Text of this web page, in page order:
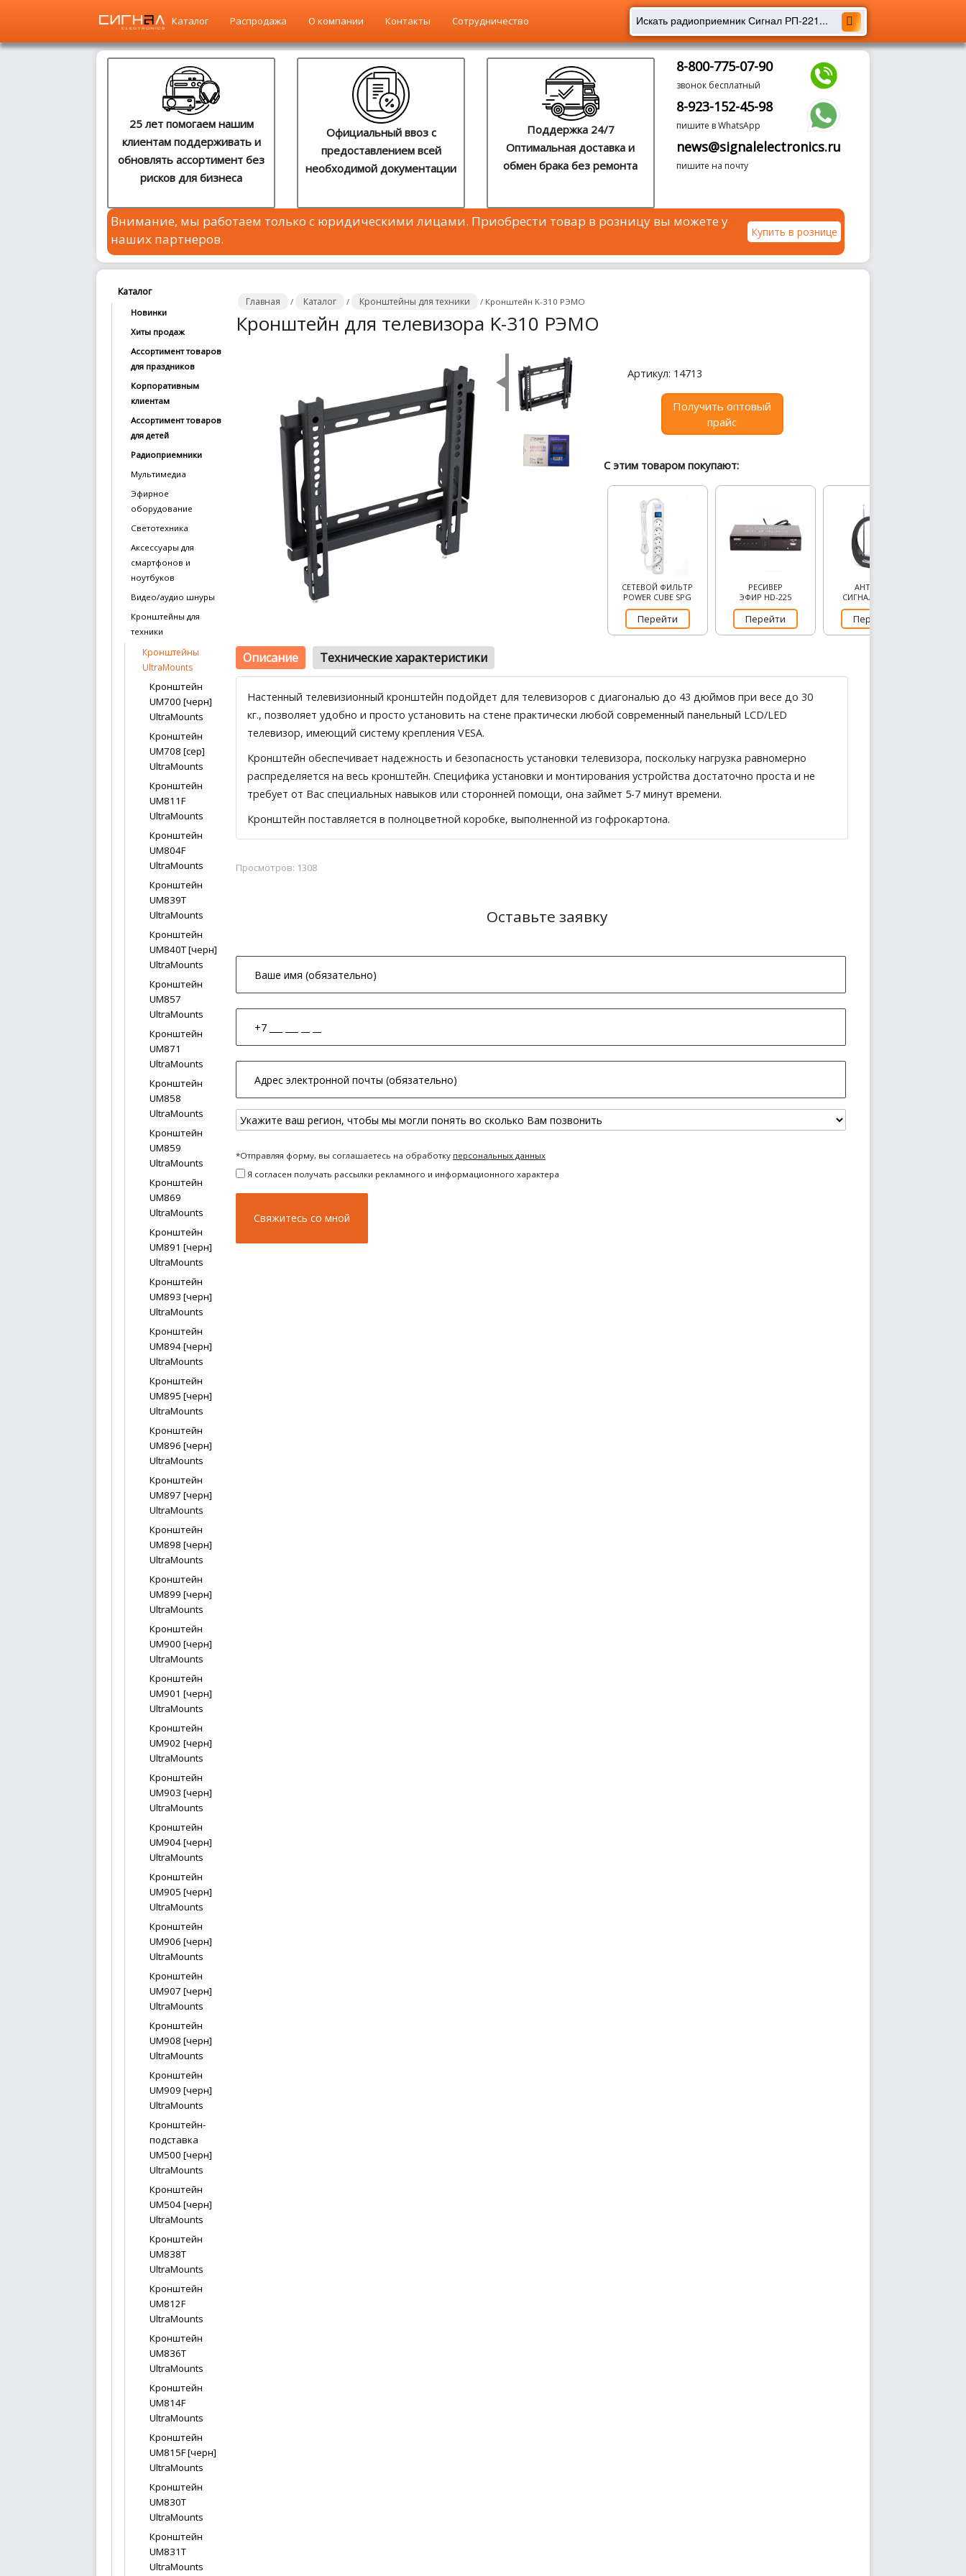
Сотрудничество
news@signalelectronics.ru
Каталог Распродажа О компании Контакты Сотрудничество
25 лет помогаем нашим
клиентам поддерживать и
обновлять ассортимент без
рисков для бизнеса
Официальный ввоз с
предоставлением всей
необходимой документации
Поддержка 24/7
Оптимальная доставка и
обмен брака без ремонта
8-800-775-07-90
звонок бесплатный
8-923-152-45-98
пишите в WhatsApp
news@signalelectronics.ru
пишите на почту
Внимание, мы работаем только с юридическими лицами. Приобрести товар в розницу вы можете у
наших партнеров.
Купить в рознице
Главная / Каталог / Кронштейны для техники / Кронштейн K-310 РЭМО
Кронштейн для телевизора K-310 РЭМО
Артикул: 14713
Получить оптовый
прайс
С этим товаром покупают:
СЕТЕВОЙ ФИЛЬТР
POWER CUBE SPG
Перейти
РЕСИВЕР
ЭФИР HD-225
Перейти
АНТЕННА
СИГНАЛ SAI-613
Перейти
Описание Технические характеристики
Настенный телевизионный кронштейн подойдет для телевизоров с диагональю до 43 дюймов при весе до 30
кг., позволяет удобно и просто установить на стене практически любой современный панельный LCD/LED
телевизор, имеющий систему крепления VESA.
Кронштейн обеспечивает надежность и безопасность установки телевизора, поскольку нагрузка равномерно
распределяется на весь кронштейн. Специфика установки и монтирования устройства достаточно проста и не
требует от Вас специальных навыков или сторонней помощи, она займет 5-7 минут времени.
Кронштейн поставляется в полноцветной коробке, выполненной из гофрокартона.
Просмотров: 1308
Оставьте заявку
*Отправляя форму, вы соглашаетесь на обработку персональных данных
Я согласен получать рассылки рекламного и информационного характера
Каталог
Новинки
Хиты продаж
Ассортимент товаров
для праздников
Корпоративным
клиентам
Ассортимент товаров
для детей
Радиоприемники
Мультимедиа
Эфирное
оборудование
Светотехника
Аксессуары для
смартфонов и
ноутбуков
Видео/аудио шнуры
Кронштейны для
техники
Кронштейны
UltraMounts
Кронштейн
UM700 [черн]
UltraMounts
Кронштейн
UM708 [сер]
UltraMounts
Кронштейн
UM811F
UltraMounts
Кронштейн
UM804F
UltraMounts
Кронштейн
UM839T
UltraMounts
Кронштейн
UM840T [черн]
UltraMounts
Кронштейн
UM857
UltraMounts
Кронштейн
UM871
UltraMounts
Кронштейн
UM858
UltraMounts
Кронштейн
UM859
UltraMounts
Кронштейн
UM869
UltraMounts
Кронштейн
UM891 [черн]
UltraMounts
Кронштейн
UM893 [черн]
UltraMounts
Кронштейн
UM894 [черн]
UltraMounts
Кронштейн
UM895 [черн]
UltraMounts
Кронштейн
UM896 [черн]
UltraMounts
Кронштейн
UM897 [черн]
UltraMounts
Кронштейн
UM898 [черн]
UltraMounts
Кронштейн
UM899 [черн]
UltraMounts
Кронштейн
UM900 [черн]
UltraMounts
Кронштейн
UM901 [черн]
UltraMounts
Кронштейн
UM902 [черн]
UltraMounts
Кронштейн
UM903 [черн]
UltraMounts
Кронштейн
UM904 [черн]
UltraMounts
Кронштейн
UM905 [черн]
UltraMounts
Кронштейн
UM906 [черн]
UltraMounts
Кронштейн
UM907 [черн]
UltraMounts
Кронштейн
UM908 [черн]
UltraMounts
Кронштейн
UM909 [черн]
UltraMounts
Кронштейн-
подставка
UM500 [черн]
UltraMounts
Кронштейн
UM504 [черн]
UltraMounts
Кронштейн
UM838T
UltraMounts
Кронштейн
UM812F
UltraMounts
Кронштейн
UM836T
UltraMounts
Кронштейн
UM814F
UltraMounts
Кронштейн
UM815F [черн]
UltraMounts
Кронштейн
UM830T
UltraMounts
Кронштейн
UM831T
UltraMounts